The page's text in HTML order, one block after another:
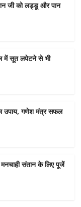
जी को लड्डू और पान
में सूत लपेटने से भी
उपाय, गणेश मंत्र सफल
मनचाही संतान के लिए पूजें